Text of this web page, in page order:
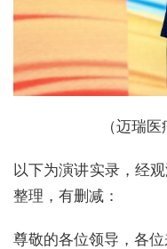
（迈瑞
以下为演讲实录，经
整理，有删减：
尊敬的各位领导，各